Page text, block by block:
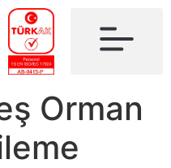
Orman